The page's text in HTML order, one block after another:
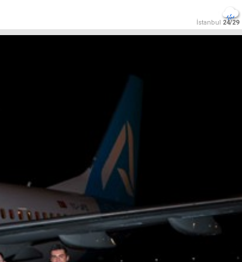
İstanbul 24/29